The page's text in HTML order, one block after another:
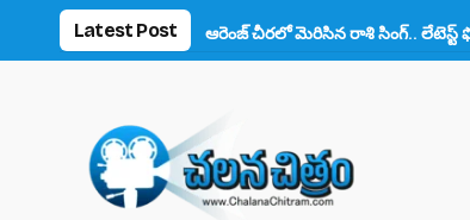
Latest Post
ఆరెంజ్ చీరలో మెరిసిన రాశి సింగ్.. లేటెస్ట్ ఫొటోలు వైరల్